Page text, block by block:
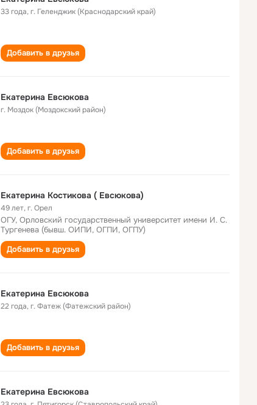
33 года,г. Геленджик (Краснодарский край)
Добавить в друзья
Екатерина Евсюкова
г. Моздок (Моздокский район)
Добавить в друзья
Екатерина Костикова ( Евсюкова)
49 лет,г. Орел
ОГУ, Орловский государственный университет имени И. С.
Тургенева (бывш. ОИПИ, ОГПИ, ОГПУ)
Добавить в друзья
Екатерина Евсюкова
22 года,г. Фатеж (Фатежский район)
Добавить в друзья
Екатерина Евсюкова